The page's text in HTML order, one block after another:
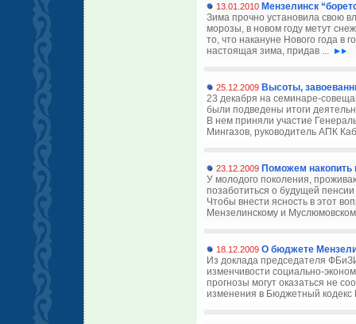
13.01.2010 Мензелинск
Зима прочно установила свою
морозы, в новом году метут
то, что накануне Нового года в
настоящая зима, придав ...
25.12.2009 Высоты,
23 декабря на семинаре-
были подведены итоги
В нем приняли участие
Мингазов, руководитель АПК
23.12.2009 Поможем накопить
У молодого поколения,
позаботиться о будущей
Чтобы внести ясность в этот
Мензелинскому и
18.12.2009 О бюджете
Из доклада председателя
изменчивости социально-
прогнозы могут оказаться не
изменения в Бюджетный кодекс